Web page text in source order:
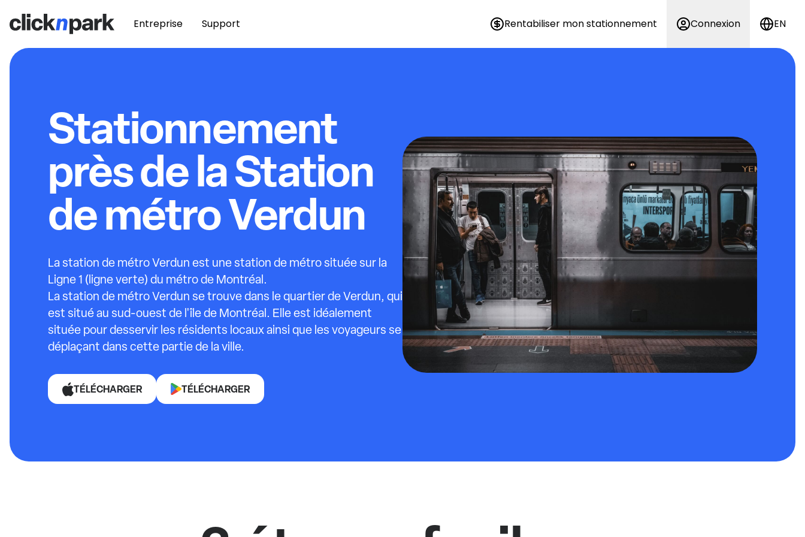
Entreprise Support Rentabiliser mon stationnement Connexion EN
Stationnement
près de la Station
de métro Verdun
La station de métro Verdun est une station de métro située sur la
Ligne 1 (ligne verte) du métro de Montréal.
La station de métro Verdun se trouve dans le quartier de Verdun, qui
est situé au sud-ouest de l'île de Montréal. Elle est idéalement
située pour desservir les résidents locaux ainsi que les voyageurs se
déplaçant dans cette partie de la ville.
TÉLÉCHARGER TÉLÉCHARGER